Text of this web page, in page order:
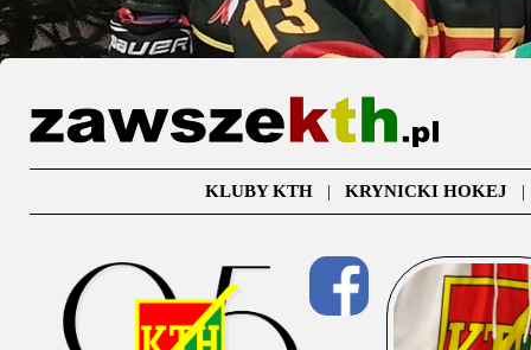
KLUBY KTH| KRYNICKI HOKEJ